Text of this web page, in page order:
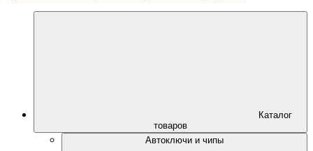
Каталог
товаров
Автоключи и чипы